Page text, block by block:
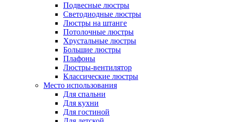
Подвесные люстры
Светодиодные люстры
Люстры на штанге
Потолочные люстры
Хрустальные люстры
Большие люстры
Плафоны
Люстры-вентилятор
Классические люстры
Место использования
Для спальни
Для кухни
Для гостиной